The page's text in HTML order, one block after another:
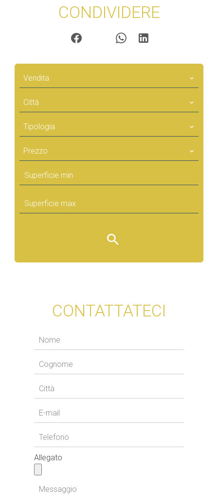
CONDIVIDERE
Vendita
Città
Tipologia
Prezzo
CONTATTATECI
Allegato